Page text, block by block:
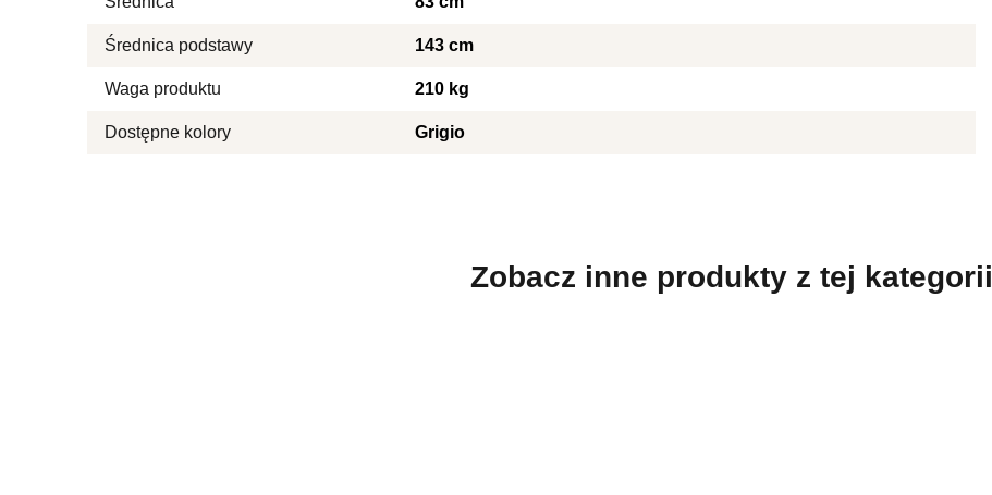
Średnica podstawy 143 cm
Waga produktu 210 kg
Dostępne kolory Grigio
Zobacz inne produkty z tej kategorii